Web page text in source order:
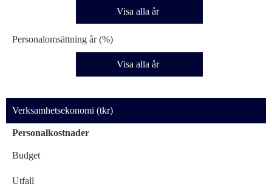
Visa alla år
Personalomsättning år (%)
Visa alla år
Verksamhetsekonomi (tkr)
Personalkostnader
Budget
Utfall